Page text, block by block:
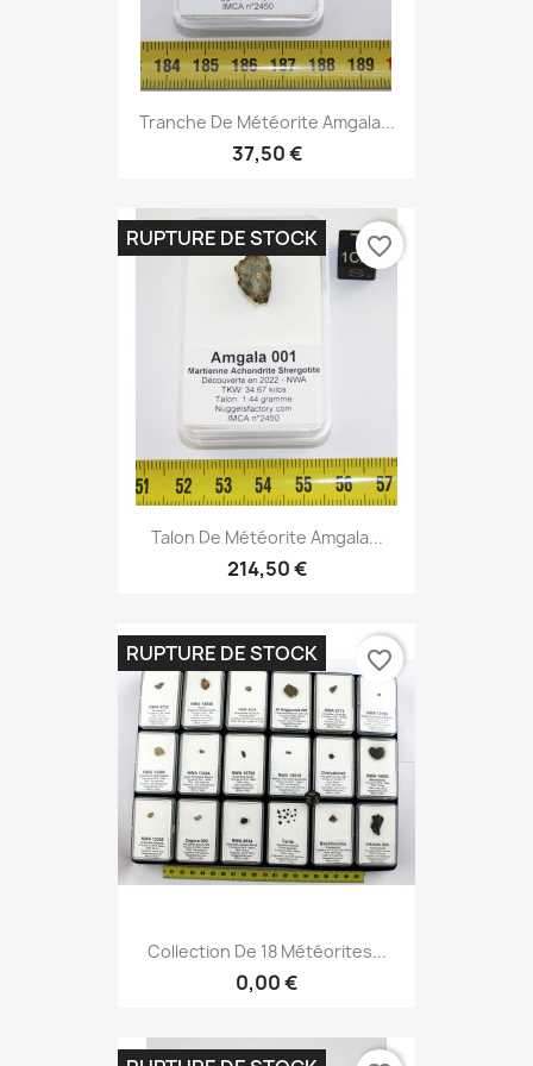
Tranche De Météorite Amgala...
37,50 €
Talon De Météorite Amgala...
214,50 €
RUPTURE DE STOCK favorite_border
Collection De 18 Météorites...
0,00 €
RUPTURE DE STOCK favorite_border